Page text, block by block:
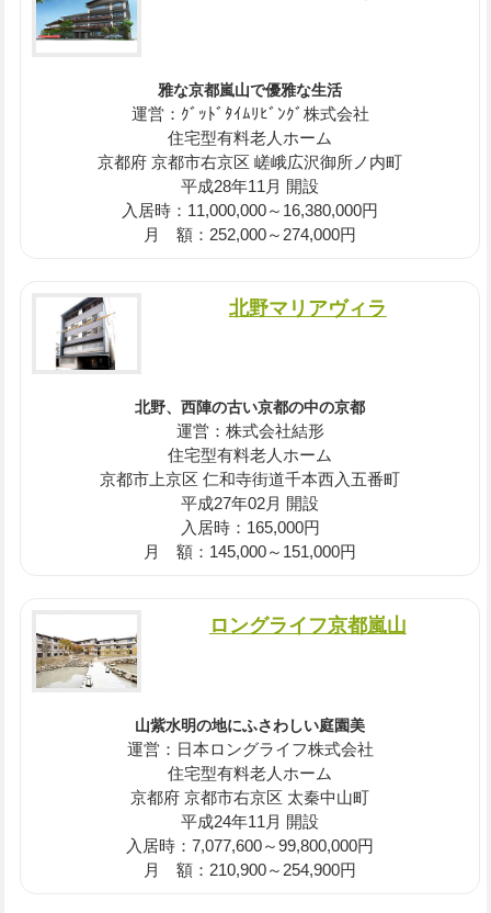
雅な京都嵐山で優雅な生活
運営：ｸﾞｯﾄﾞﾀｲﾑﾘﾋﾞﾝｸﾞ株式会社
住宅型有料老人ホーム
京都府 京都市右京区 嵯峨広沢御所ノ内町
平成28年11月 開設
入居時：11,000,000～16,380,000円
月 額：252,000～274,000円
北野マリアヴィラ
北野、西陣の古い京都の中の京都
運営：株式会社結形
住宅型有料老人ホーム
京都市上京区 仁和寺街道千本西入五番町
平成27年02月 開設
入居時：165,000円
月 額：145,000～151,000円
ロングライフ京都嵐山
山紫水明の地にふさわしい庭園美
運営：日本ロングライフ株式会社
住宅型有料老人ホーム
京都府 京都市右京区 太秦中山町
平成24年11月 開設
入居時：7,077,600～99,800,000円
月 額：210,900～254,900円